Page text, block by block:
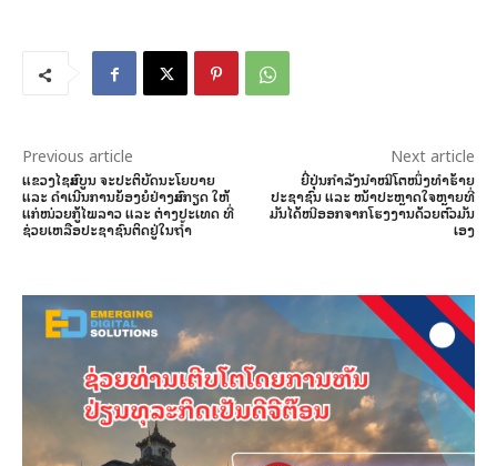
Previous article
ແຂວງໄຊສົມບູນ ຈະປະຕິບັດນະໂຍບາຍ
ແລະ ດຳເນີນການຍ້ອງຍໍຢ່າງສົມກຽດ ໃຫ້
ແກ່ໜ່ວຍກູ້ໄພລາວ ແລະ ຕ່າງປະເທດ ທີ່
ຊ່ວຍເຫລືອປະຊາຊົນຕິດຢູ່ໃນຖໍ້າ
Next article
ຍີ່ປຸ່ນກຳລັງນຳໝີໂຕໜຶ່ງທຳຮ້າຍ
ປະຊາຊົນ ແລະ ໜ້າປະຫຼາດໃຈຫຼາຍທີ່
ມັນໄດ້ໜີອອກຈາກໂຮງງານດ້ວຍຕົວມັນ
ເອງ